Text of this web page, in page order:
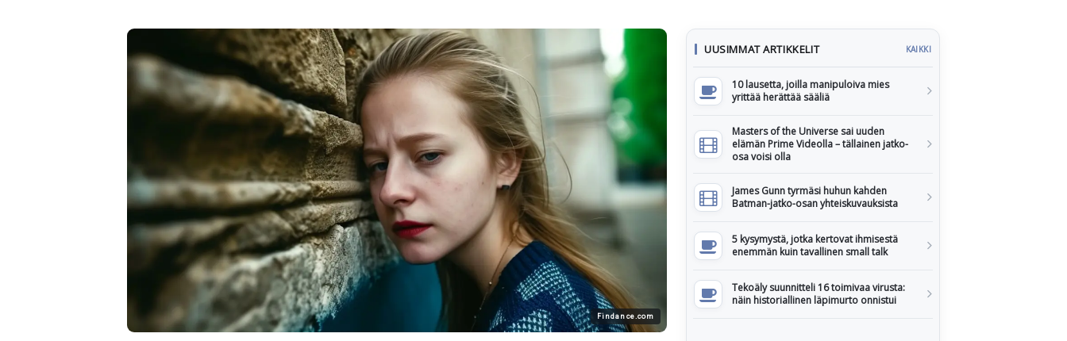
Findance.com
UUSIMMAT ARTIKKELIT KAIKKI
10 lausetta, joilla manipuloiva mies
yrittää herättää sääliä
Masters of the Universe sai uuden
elämän Prime Videolla – tällainen jatko-
osa voisi olla
James Gunn tyrmäsi huhun kahden
Batman-jatko-osan yhteiskuvauksista
5 kysymystä, jotka kertovat ihmisestä
enemmän kuin tavallinen small talk
Tekoäly suunnitteli 16 toimivaa virusta:
näin historiallinen läpimurto onnistui